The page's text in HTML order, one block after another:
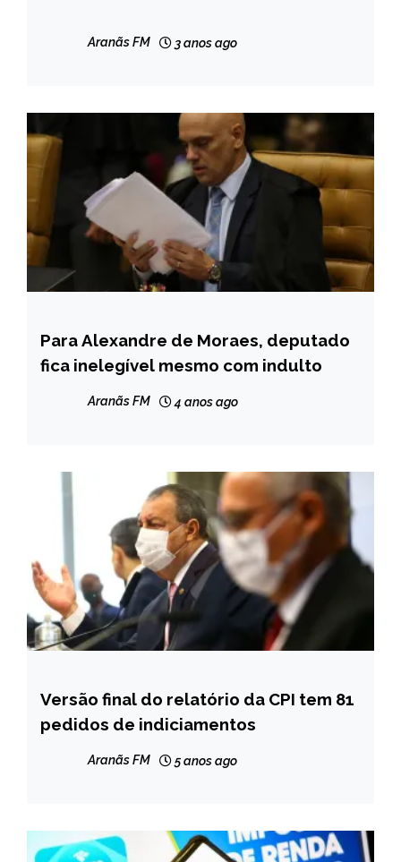
NOTÍCIAS
Aranãs FM 3 anos ago
BRASIL
NOTÍCIAS
Para Alexandre de Moraes, deputado
fica inelegível mesmo com indulto
Aranãs FM 4 anos ago
BRASIL
NOTÍCIAS
Versão final do relatório da CPI tem 81
pedidos de indiciamentos
Aranãs FM 5 anos ago